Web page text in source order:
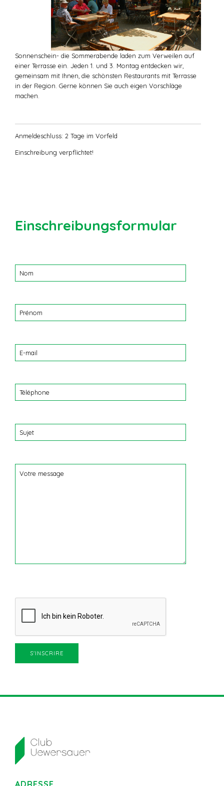
Sonnenschein- die Sommerabende laden zum Verweilen auf
einer Terrasse ein. Jeden 1. und 3. Montag entdecken wir,
gemeinsam mit Ihnen, die schönsten Restaurants mit Terrasse
in der Region. Gerne können Sie auch eigen Vorschläge
machen.
Anmeldeschluss: 2 Tage im Vorfeld
Einschreibung verpflichtet!
Einschreibungsformular